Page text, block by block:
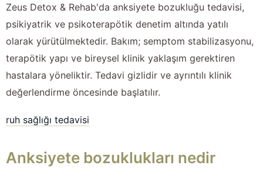
Zeus Detox & Rehab'da anksiyete bozukluğu tedavisi,
psikiyatrik ve psikoterapötik denetim altında yatılı
olarak yürütülmektedir. Bakım; semptom stabilizasyonu,
terapötik yapı ve bireysel klinik yaklaşım gerektiren
hastalara yöneliktir. Tedavi gizlidir ve ayrıntılı klinik
değerlendirme öncesinde başlatılır.
ruh sağlığı tedavisi
Anksiyete bozuklukları nedir